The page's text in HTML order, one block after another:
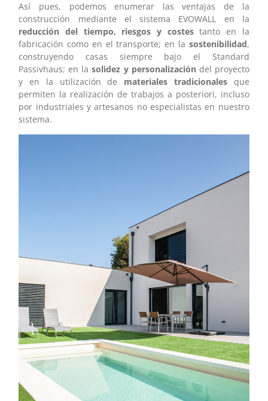
Así pues, podemos enumerar las ventajas de la
construcción mediante el sistema EVOWALL en la
reducción del tiempo, riesgos y costestanto en la
fabricación como en el transporte; en la sostenibilidad,
construyendo casas siempre bajo el Standard
Passivhaus; en lasolidez y personalización del proyecto
y en la utilización de materiales tradicionalesque
permiten la realización de trabajos a posteriori, incluso
por industriales y artesanos no especialistas en nuestro
sistema.